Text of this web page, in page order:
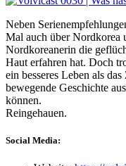
Neben
Mal auch über Nordkorea
Nordkoreanerin die
Haut erfahren hat. Doch
ein besseres Leben als
bewegende Geschichte
können.
Reingehauen.
Social Media: